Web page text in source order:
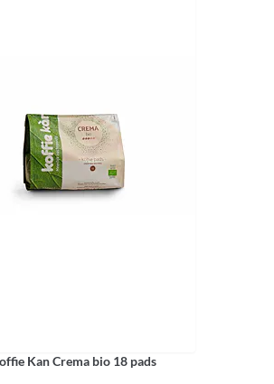
Kan Crema bio 18 pads